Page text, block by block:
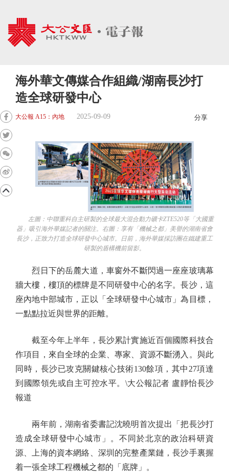
海外華文傳媒合作組織/湖南長沙打
造全球研發中心
大公報 A15：內地 2025-09-09 分享
左圖：中聯重科自主研製的全球最大混合動力礦卡ZTE520等「大國重
器」吸引海外華媒記者的關注。右圖：享有「機械之都」美譽的湖南省會
長沙，正致力打造全球研發中心城市。日前，海外華媒採訪團在鐵建重工
研製的盾構機前留影。
烈日下的岳麓大道，車窗外不斷閃過一座座玻璃幕
牆大樓，樓頂的標牌是不同研發中心的名字。長沙，這
座內地中部城市，正以「全球研發中心城市」為目標，
一點點拉近與世界的距離。
截至今年上半年，長沙累計實施近百個國際科技合
作項目，來自全球的企業、專家、資源不斷湧入。與此
同時，長沙已攻克關鍵核心技術130餘項，其中27項達
到國際領先或自主可控水平。\大公報記者 盧靜怡長沙
報道
兩年前，湖南省委書記沈曉明首次提出「把長沙打
造成全球研發中心城市」。不同於北京的政治科研資
源、上海的資本網絡、深圳的完整產業鏈，長沙手裏握
着一張全球工程機械之都的「底牌」。